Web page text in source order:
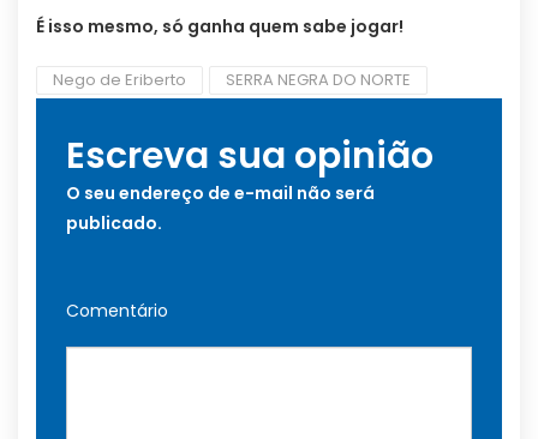
É isso mesmo, só ganha quem sabe jogar!
Nego de Eriberto SERRA NEGRA DO NORTE
Escreva sua opinião
O seu endereço de e-mail não será
publicado.
Comentário